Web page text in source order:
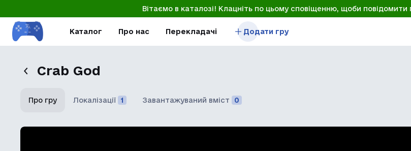
Вітаємо в каталозі! Клацніть по цьому сповіщенню, щоби
Каталог Про нас Перекладачі Додати гру
Crab God
Про гру Локалізації 1 Завантажуваний вміст 0